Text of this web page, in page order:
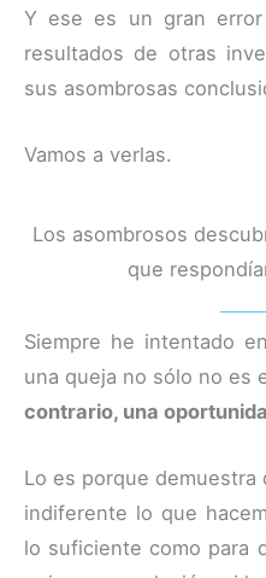
Y ese es un gran
resultados de otras
sus asombrosas
Vamos a verlas.
Los asombrosos
que
Siempre he intentado
una queja no sólo no es
contrario, una
Lo es porque
indiferente lo que
lo suficiente como para